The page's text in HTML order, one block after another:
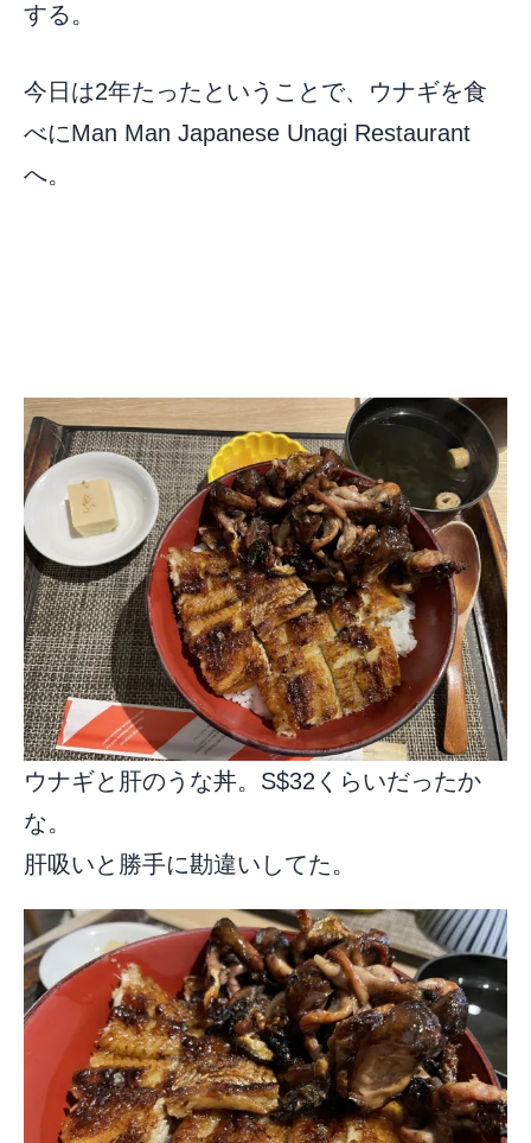
する。
今日は2年たったということで、ウナギを食
べにMan Man Japanese Unagi Restaurant
へ。
ウナギと肝のうな丼。S$32くらいだったか
な。
肝吸いと勝手に勘違いしてた。